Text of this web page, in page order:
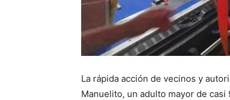
La rápida acción de vecinos y
Manuelito, un adulto mayor de